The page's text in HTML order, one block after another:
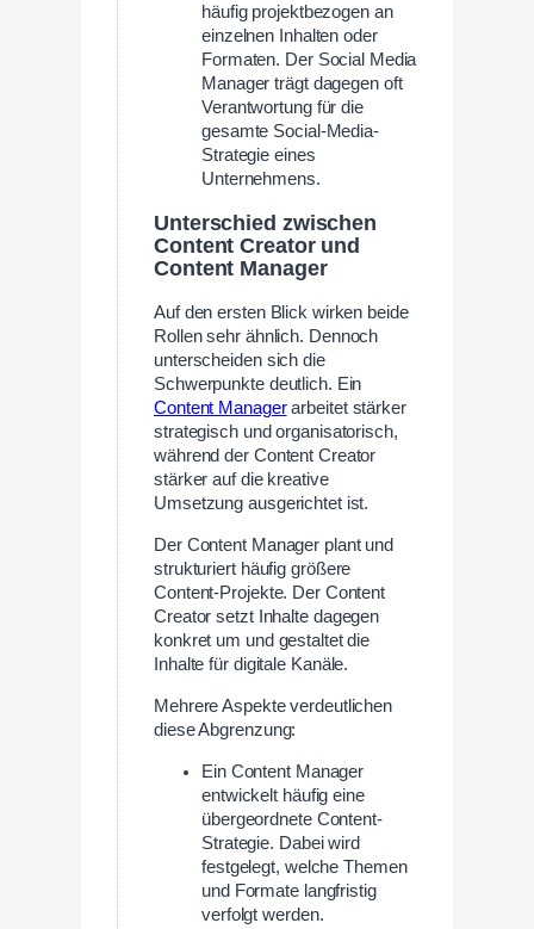
häufig projektbezogen an
einzelnen Inhalten oder
Formaten. Der Social Media
Manager trägt dagegen oft
Verantwortung für die
gesamte Social-Media-
Strategie eines
Unternehmens.
Unterschied zwischen
Content Creator und
Content Manager
Auf den ersten Blick wirken beide
Rollen sehr ähnlich. Dennoch
unterscheiden sich die
Schwerpunkte deutlich. Ein
Content Managerarbeitet stärker
strategisch und organisatorisch,
während der Content Creator
stärker auf die kreative
Umsetzung ausgerichtet ist.
Der Content Manager plant und
strukturiert häufig größere
Content-Projekte. Der Content
Creator setzt Inhalte dagegen
konkret um und gestaltet die
Inhalte für digitale Kanäle.
Mehrere Aspekte verdeutlichen
diese Abgrenzung:
Ein Content Manager
entwickelt häufig eine
übergeordnete Content-
Strategie. Dabei wird
festgelegt, welche Themen
und Formate langfristig
verfolgt werden.